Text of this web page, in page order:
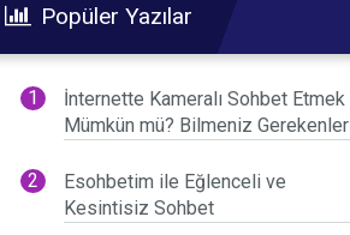
Popüler Yazılar
İnternette Kameralı Sohbet Etmek
Mümkün mü? Bilmeniz Gerekenler
Esohbetim ile Eğlenceli ve
Kesintisiz Sohbet